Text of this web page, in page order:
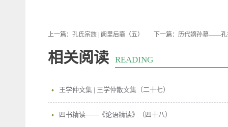
上一篇： 孔氏宗族 | 阙里后裔（五） 下一篇： 历代嫡孙墓——孔
相关阅读 READING
王学仲文集 | 王学仲散文集（二十七）
四书精读——《论语精读》（四十八）